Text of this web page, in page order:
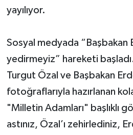
yayılıyor.
Sosyal medyada “Başbakan
yedirmeyiz” hareketi
Turgut Özal ve Başbakan
fotoğraflarıyla hazırlanan
"Milletin Adamları" başlıklı
astınız, Özal’ı zehirlediniz,